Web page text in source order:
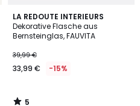
LA REDOUTE INTERIEURS
Dekorative Flasche aus
Bernsteinglas, FAUVITA
39,99 €
33,99 € -15%
5
/
5
5